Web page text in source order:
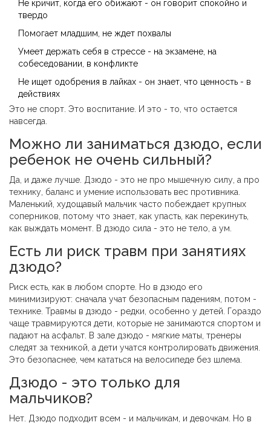
Не кричит, когда его обижают - он говорит спокойно и
твердо
Помогает младшим, не ждет похвалы
Умеет держать себя в стрессе - на экзамене, на
собеседовании, в конфликте
Не ищет одобрения в лайках - он знает, что ценность - в
действиях
Это не спорт. Это воспитание. И это - то, что остается
навсегда.
Можно ли заниматься дзюдо, если
ребенок не очень сильный?
Да, и даже лучше. Дзюдо - это не про мышечную силу, а про
технику, баланс и умение использовать вес противника.
Маленький, худощавый мальчик часто побеждает крупных
соперников, потому что знает, как упасть, как перекинуть,
как выждать момент. В дзюдо сила - это не тело, а ум.
Есть ли риск травм при занятиях
дзюдо?
Риск есть, как в любом спорте. Но в дзюдо его
минимизируют: сначала учат безопасным падениям, потом -
технике. Травмы в дзюдо - редки, особенно у детей. Гораздо
чаще травмируются дети, которые не занимаются спортом и
падают на асфальт. В зале дзюдо - мягкие маты, тренеры
следят за техникой, а дети учатся контролировать движения.
Это безопаснее, чем кататься на велосипеде без шлема.
Дзюдо - это только для
мальчиков?
Нет. Дзюдо подходит всем - и мальчикам, и девочкам. Но в